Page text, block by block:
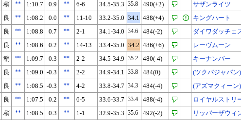
稍 ** 1:10.7 0.9 ** 6-6 34.5-35.3 35.8 490(+2)
サザンライツ
良 ** 1:08.2 0.0 ** 11-10 33.2-35.0 34.1 488(+4)
キングハート
良 ** 1:08.8 0.7 ** 2-1 34.1-34.0 34.6 484(-2)
ダイワダッチェ
良 ** 1:08.6 0.2 ** 14-13 33.4-35.0 34.2 486(+6)
レーヴムーン
稍 ** 1:09.7 0.3 ** 2-2 34.5-34.9 35.2 480(-4)
キーナンバー
良 ** 1:09.0 -0.3 ** 2-2 34.9-34.1 33.8 484(0)
(ツクバジャパン)
良 ** 1:08.5 -0.3 ** 4-2 33.8-34.7 34.3 484(-4)
(アズマクィーン)
良 ** 1:07.5 0.2 ** 6-5 33.6-33.7 33.4 488(-4)
ロイヤルストリ
稍 ** 1:08.5 0.3 ** 1-1 32.9-35.3 35.6 492(-2)
リッパーザウィ